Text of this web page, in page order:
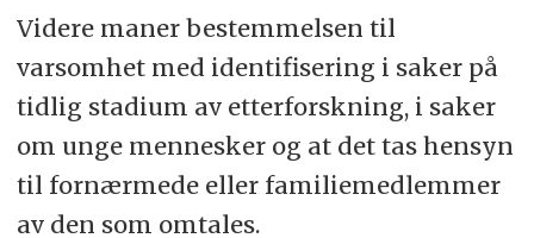
Videre maner bestemmelsen til
varsomhet med identifisering i saker på
tidlig stadium av etterforskning, i saker
om unge mennesker og at det tas hensyn
til fornærmede eller familiemedlemmer
av den som omtales.